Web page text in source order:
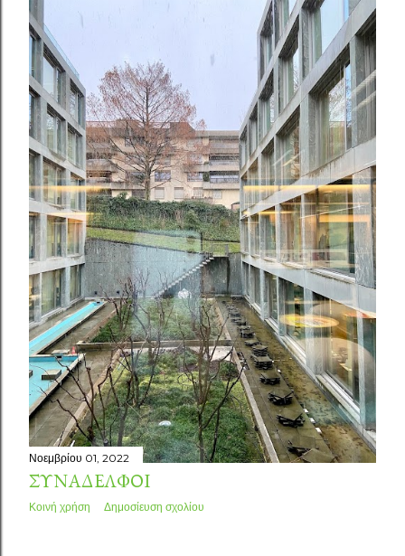
Νοεμβρίου 01, 2022
ΣΥΝΆΔΕΛΦΟΙ
Κοινή χρήση Δημοσίευση σχολίου